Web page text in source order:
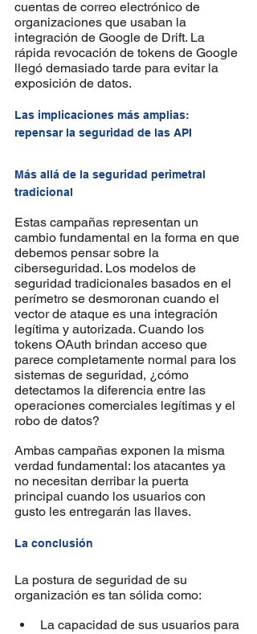
cuentas de correo electrónico de
organizaciones que usaban la
integración de Google de Drift. La
rápida revocación de tokens de Google
llegó demasiado tarde para evitar la
exposición de datos.
Las implicaciones más amplias:
repensar la seguridad de las API
Más allá de la seguridad perimetral
tradicional
Estas campañas representan un
cambio fundamental en la forma en que
debemos pensar sobre la
ciberseguridad. Los modelos de
seguridad tradicionales basados en el
perímetro se desmoronan cuando el
vector de ataque es una integración
legítima y autorizada. Cuando los
tokens OAuth brindan acceso que
parece completamente normal para los
sistemas de seguridad, ¿cómo
detectamos la diferencia entre las
operaciones comerciales legítimas y el
robo de datos?
Ambas campañas exponen la misma
verdad fundamental: los atacantes ya
no necesitan derribar la puerta
principal cuando los usuarios con
gusto les entregarán las llaves.
La conclusión
La postura de seguridad de su
organización es tan sólida como:
La capacidad de sus usuarios para